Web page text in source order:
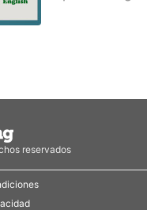
reservados